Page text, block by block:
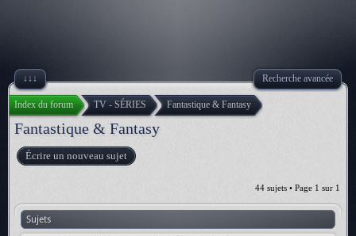
↓↓↓ Recherche avancée
Index du forum TV - SÉRIES Fantastique & Fantasy
Fantastique & Fantasy
Écrire un nouveau sujet
44 sujets • Page 1 sur 1
Sujets